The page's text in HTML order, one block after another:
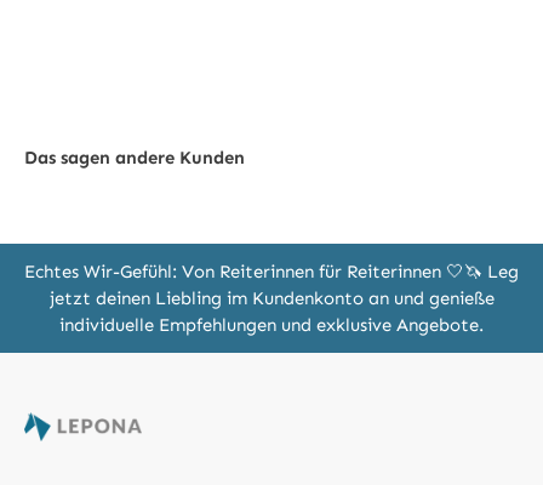
Das sagen andere Kunden
Echtes Wir-Gefühl: Von Reiterinnen für Reiterinnen 🤍🦄 Leg
jetzt deinen Liebling im Kundenkonto an und genieße
individuelle Empfehlungen und exklusive Angebote.